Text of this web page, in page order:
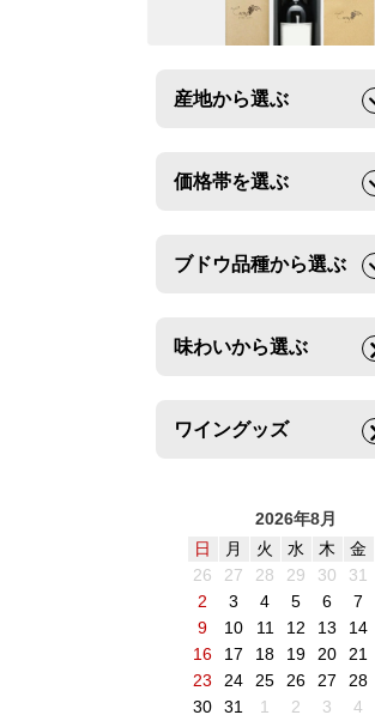
産地から選ぶ
価格帯を選ぶ
ブドウ品種から選ぶ
味わいから選ぶ
ワイングッズ
2026年8月
日
月 火 水 木 金
26
27 28 29 30 31
2
3 4 5 6 7
9
10 11 12 13 14
16
17 18 19 20 21
23
24 25 26 27 28
30
31 1 2 3 4